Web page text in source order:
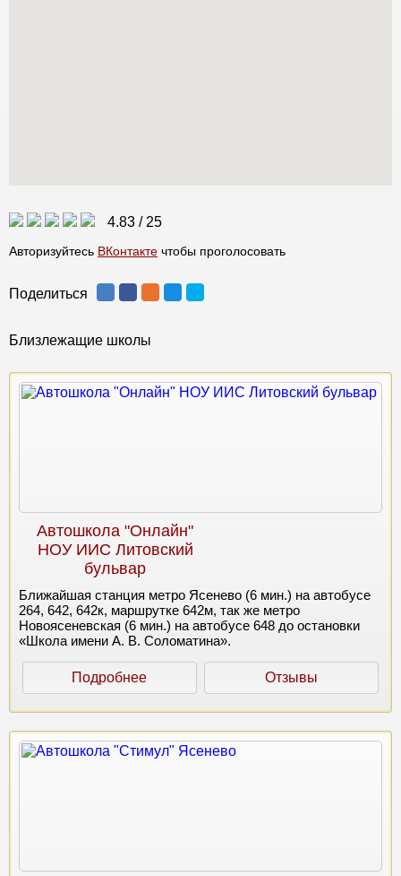
4.83 / 25
Авторизуйтесь ВКонтакте чтобы проголосовать
Поделиться
Близлежащие школы
Автошкола "Онлайн"
НОУ ИИС Литовский
бульвар
Ближайшая станция метро Ясенево (6 мин.) на автобусе
264, 642, 642к, маршрутке 642м, так же метро
Новоясеневская (6 мин.) на автобусе 648 до остановки
«Школа имени А. В. Соломатина».
Подробнее Отзывы